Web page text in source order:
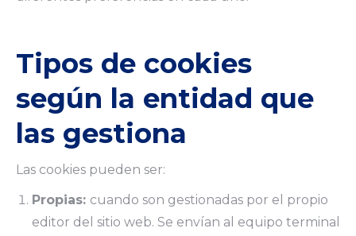
Tipos de cookies
según la entidad que
las gestiona
Las cookies pueden ser:
Propias: cuando son gestionadas por el propio
editor del sitio web. Se envían al equipo terminal